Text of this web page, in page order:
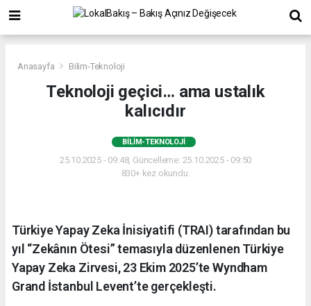
Anasayfa Bilim-Teknoloji
Teknoloji geçici… ama ustalık
kalıcıdır
BILIM-TEKNOLOJI
25.10.2025 - 09:48, Güncelleme: 25.10.2025 - 09:50
830+ kez okundu.
Türkiye Yapay Zeka İnisiyatifi (TRAI) tarafından bu
yıl “Zekânın Ötesi” temasıyla düzenlenen Türkiye
Yapay Zeka Zirvesi, 23 Ekim 2025’te Wyndham
Grand İstanbul Levent’te gerçekleşti.